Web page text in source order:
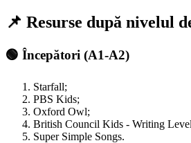
📌 Resurse după nivelul
🟢 Începători (A1-A2)
Starfall;
PBS Kids;
Oxford Owl;
British Council Kids - Writing
Super Simple Songs.